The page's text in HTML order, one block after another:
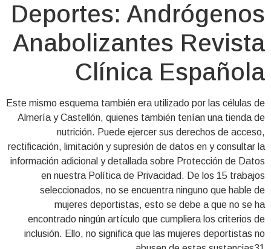
Deportes: Andrógenos
Anabolizantes Revista
Clínica Española
Este mismo esquema también era utilizado por las células de
Almería y Castellón, quienes también tenían una tienda de
nutrición. Puede ejercer sus derechos de acceso,
rectificación, limitación y supresión de datos en y consultar la
información adicional y detallada sobre Protección de Datos
en nuestra Política de Privacidad. De los 15 trabajos
seleccionados, no se encuentra ninguno que hable de
mujeres deportistas, esto se debe a que no se ha
encontrado ningún artículo que cumpliera los criterios de
inclusión. Ello, no significa que las mujeres deportistas no